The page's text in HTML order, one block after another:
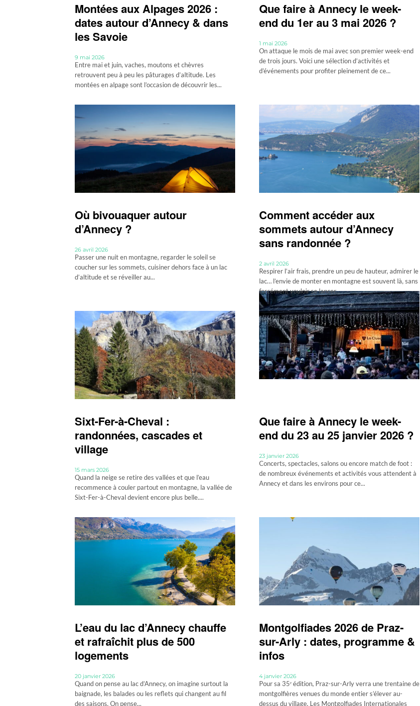
Montées aux Alpages 2026 :
dates autour d’Annecy & dans
les Savoie
9 mai 2026
Entre mai et juin, vaches, moutons et chèvres
retrouvent peu à peu les pâturages d’altitude. Les
montées en alpage sont l’occasion de découvrir les...
Que faire à Annecy le week-
end du 1er au 3 mai 2026 ?
1 mai 2026
On attaque le mois de mai avec son premier week-end
de trois jours. Voici une sélection d’activités et
d’événements pour profiter pleinement de ce...
Où bivouaquer autour
d’Annecy ?
26 avril 2026
Passer une nuit en montagne, regarder le soleil se
coucher sur les sommets, cuisiner dehors face à un lac
d’altitude et se réveiller au...
Comment accéder aux
sommets autour d’Annecy
sans randonnée ?
2 avril 2026
Respirer l’air frais, prendre un peu de hauteur, admirer le
lac… l’envie de monter en montagne est souvent là, sans
forcément vouloir se lancer...
Sixt-Fer-à-Cheval :
randonnées, cascades et
village
15 mars 2026
Quand la neige se retire des vallées et que l’eau
recommence à couler partout en montagne, la vallée de
Sixt-Fer-à-Cheval devient encore plus belle....
Que faire à Annecy le week-
end du 23 au 25 janvier 2026 ?
23 janvier 2026
Concerts, spectacles, salons ou encore match de foot :
de nombreux événements et activités vous attendent à
Annecy et dans les environs pour ce...
L’eau du lac d’Annecy chauffe
et rafraîchit plus de 500
logements
20 janvier 2026
Quand on pense au lac d’Annecy, on imagine surtout la
baignade, les balades ou les reflets qui changent au fil
des saisons. On pense...
Montgolfiades 2026 de Praz-
sur-Arly : dates, programme &
infos
4 janvier 2026
Pour sa 35ᵉ édition, Praz-sur-Arly verra une trentaine de
montgolfières venues du monde entier s’élever au-
dessus du village. Les Montgolfiades Internationales